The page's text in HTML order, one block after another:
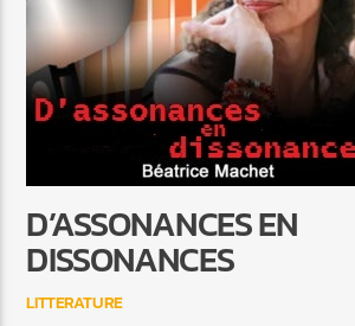
SI TU SAVAIS
STOCHELO ROSENBERG / TIM KLIPH
Agora Côte d’Azur
D’ASSONANCES EN
DISSONANCES
LITTERATURE